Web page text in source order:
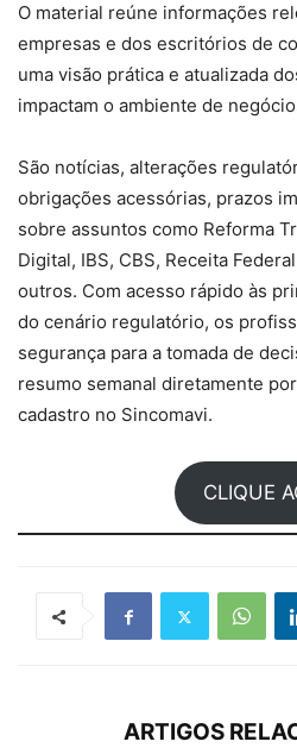
O material reúne informações
empresas e dos escritórios de
uma visão prática e atualizada
impactam o ambiente de
São notícias, alterações
obrigações acessórias, prazos
sobre assuntos como Reforma
Digital, IBS, CBS, Receita
outros. Com acesso rápido às
do cenário regulatório, os
segurança para a tomada de
resumo semanal diretamente
cadastro no Sincomavi.
CLIQUE
ARTIGOS